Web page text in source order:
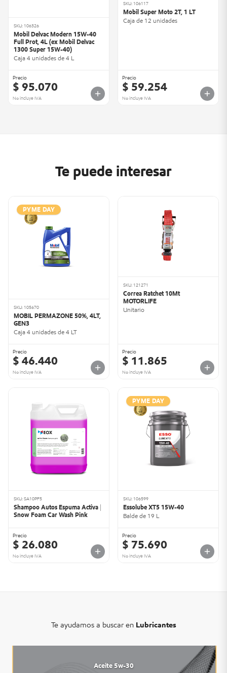
SKU: 106326
Mobil Delvac Modern 15W-40
Full Prot, 4L (ex Mobil Delvac
1300 Super 15W-40)
Caja 4 unidades de 4 L
Precio
$ 95.070
No incluye IVA
SKU: 106117
Mobil Super Moto 2T, 1 LT
Caja de 12 unidades
Precio
$ 59.254
No incluye IVA
Te puede interesar
PYME DAY
SKU: 105670
MOBIL PERMAZONE 50%, 4LT,
GEN3
Caja 4 unidades de 4 LT
Precio
$ 46.440
No incluye IVA
SKU: 121271
Correa Ratchet 10Mt
MOTORLIFE
Unitario
Precio
$ 11.865
No incluye IVA
SKU: SA10PF5
Shampoo Autos Espuma Activa |
Snow Foam Car Wash Pink
Precio
$ 26.080
No incluye IVA
PYME DAY
SKU: 106599
Essolube XT5 15W-40
Balde de 19 L
Precio
$ 75.690
No incluye IVA
Te ayudamos a buscar en Lubricantes
Aceite 5w-30